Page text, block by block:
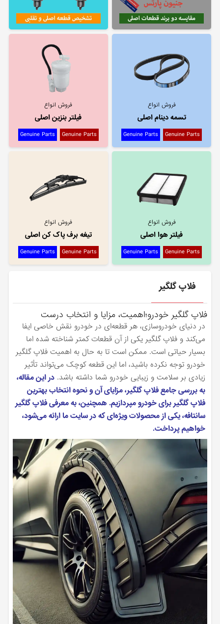
فروش انواع
تسمه دینام اصلی
Genuine Parts
Genuine Parts
فروش انواع
فیلتر بنزین اصلی
Genuine Parts
Genuine Parts
فروش انواع
فیلتر هوا اصلی
Genuine Parts
Genuine Parts
فروش انواع
تیغه برف پاک کن اصلی
Genuine Parts
Genuine Parts
فلاپ گلگیر
فلاپ گلگیر خودرو؛اهمیت، مزایا و انتخاب درست
در دنیای خودروسازی، هر قطعه‌ای در خودرو نقش خاصی ایفا
می‌کند و فلاپ گلگیر یکی از آن قطعات کمتر شناخته شده اما
بسیار حیاتی است. ممکن است تا به حال به اهمیت فلاپ گلگیر
خودرو توجه نکرده باشید، اما این قطعه کوچک می‌تواند تأثیر
زیادی بر سلامت و زیبایی خودرو شما داشته باشد.در این مقاله،
به بررسی جامع فلاپ گلگیر، مزایای آن و نحوه انتخاب بهترین
فلاپ گلگیر برای خودرو مپردازیم. همچنین، به معرفی فلاپ گلگیر
سانتافه، یکی از محصولات ویژه‌ای که در سایت ما ارائه می‌شود،
خواهیم پرداخت.